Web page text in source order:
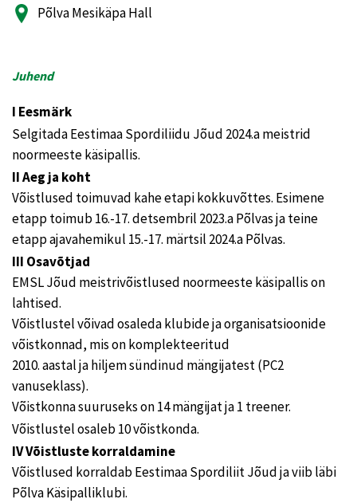
Põlva Mesikäpa Hall
Juhend
I Eesmärk
Selgitada Eestimaa Spordiliidu Jõud 2024.a meistrid
noormeeste käsipallis.
II Aeg ja koht
Võistlused toimuvad kahe etapi kokkuvõttes. Esimene
etapp toimub 16.-17. detsembril 2023.a Põlvas ja teine
etapp ajavahemikul 15.-17. märtsil 2024.a Põlvas.
III Osavõtjad
EMSL Jõud meistrivõistlused noormeeste käsipallis on
lahtised.
Võistlustel võivad osaleda klubide ja organisatsioonide
võistkonnad, mis on komplekteeritud
2010. aastal ja hiljem sündinud mängijatest (PC2
vanuseklass).
Võistkonna suuruseks on 14 mängijat ja 1 treener.
Võistlustel osaleb 10 võistkonda.
IV Võistluste korraldamine
Võistlused korraldab Eestimaa Spordiliit Jõud ja viib läbi
Põlva Käsipalliklubi.